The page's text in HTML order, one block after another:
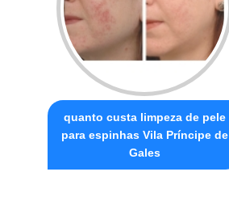
quanto custa limpeza de pele
para espinhas Vila Príncipe de
Gales